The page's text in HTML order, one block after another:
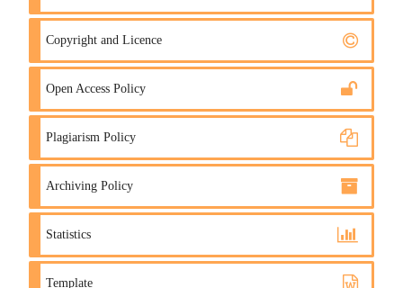
Copyright and Licence
Open Access Policy
Plagiarism Policy
Archiving Policy
Statistics
Template